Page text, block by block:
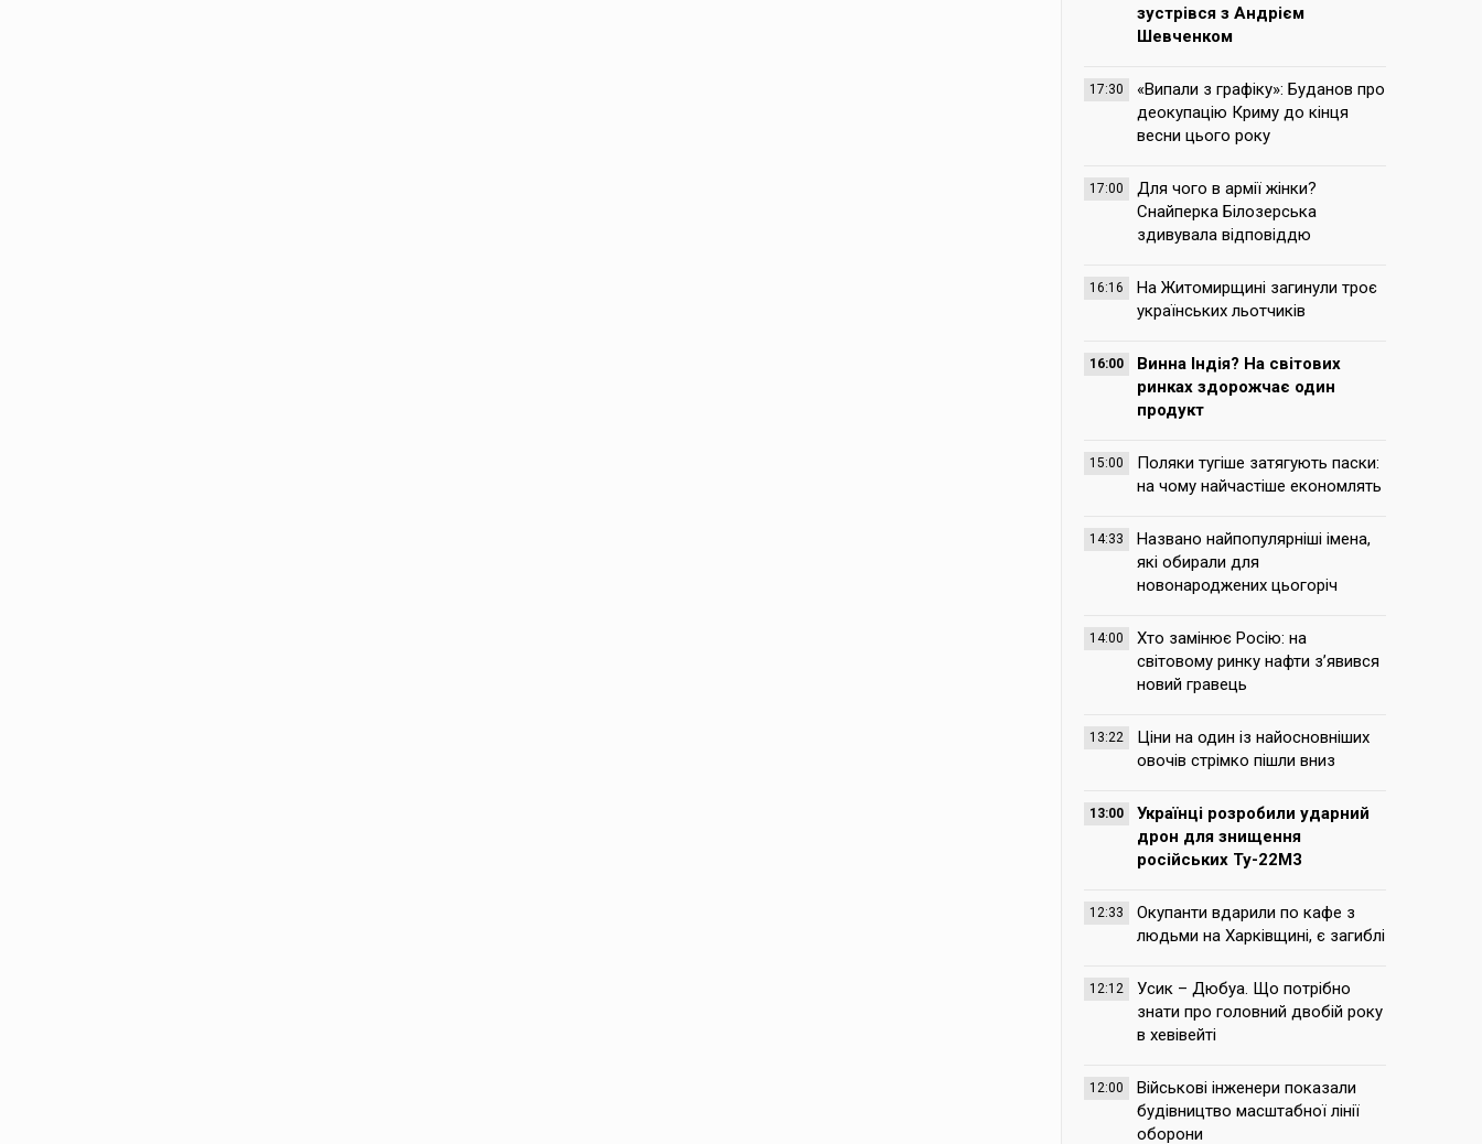
зустрівся з Андрієм
Шевченком
17:30
«Випали з графіку»: Буданов про
деокупацію Криму до кінця
весни цього року
17:00
Для чого в армії жінки?
Снайперка Білозерська
здивувала відповіддю
16:16
На Житомирщині загинули троє
українських льотчиків
16:00
Винна Індія? На світових
ринках здорожчає один
продукт
15:00
Поляки тугіше затягують паски:
на чому найчастіше економлять
14:33
Названо найпопулярніші імена,
які обирали для
новонароджених цьогоріч
14:00
Хто замінює Росію: на
світовому ринку нафти з’явився
новий гравець
13:22
Ціни на один із найосновніших
овочів стрімко пішли вниз
13:00
Українці розробили ударний
дрон для знищення
російських Ту-22М3
12:33
Окупанти вдарили по кафе з
людьми на Харківщині, є загиблі
12:12
Усик – Дюбуа. Що потрібно
знати про головний двобій року
в хевівейті
12:00
Військові інженери показали
будівництво масштабної лінії
оборони